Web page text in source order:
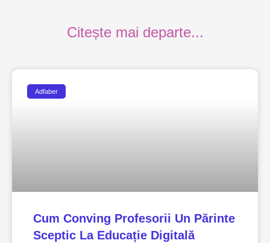
Citește mai departe...
Adfaber
Cum Conving Profesorii Un Părinte
Sceptic La Educație Digitală